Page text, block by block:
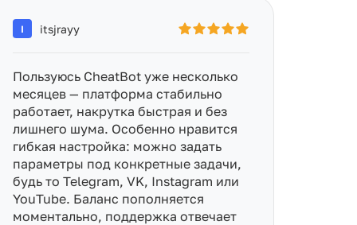
I itsjrayy
Пользуюсь CheatBot уже несколько
месяцев — платформа стабильно
работает, накрутка быстрая и без
лишнего шума. Особенно нравится
гибкая настройка: можно задать
параметры под конкретные задачи,
будь то Telegram, VK, Instagram или
YouTube. Баланс пополняется
моментально, поддержка отвечает